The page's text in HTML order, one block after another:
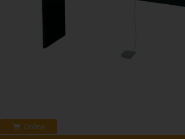
Online